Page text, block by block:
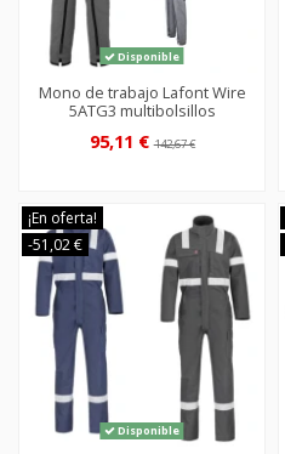
Disponible
Mono de trabajo Lafont Wire
5ATG3 multibolsillos
95,11 €142,67 €
¡En oferta!
-51,02 €
Disponible